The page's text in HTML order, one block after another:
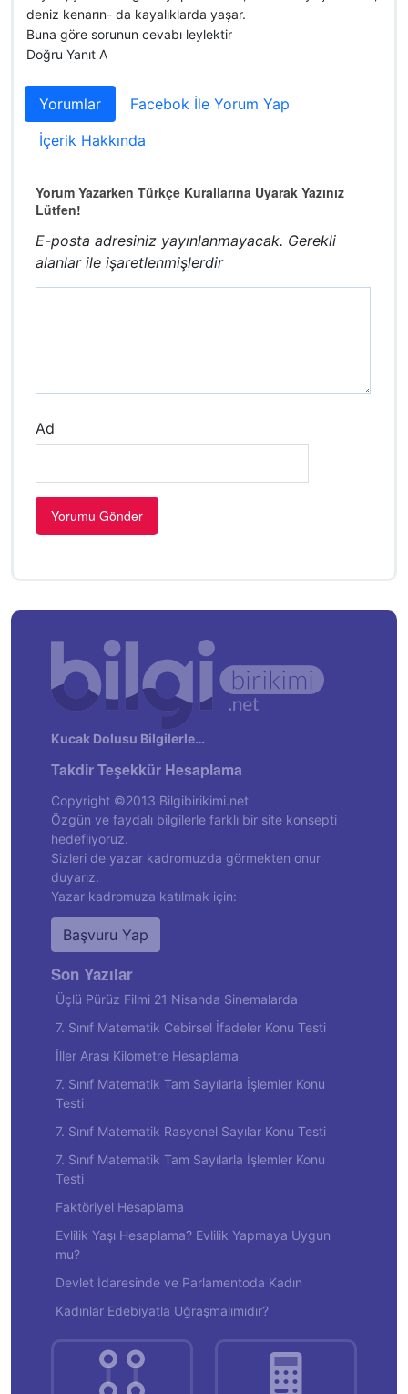
deniz kenarın- da kayalıklarda yaşar.
Buna göre sorunun cevabı leylektir
Doğru Yanıt A
Yorumlar
Facebok İle Yorum Yap
İçerik Hakkında
Yorum Yazarken Türkçe Kurallarına Uyarak Yazınız
Lütfen!
E-posta adresiniz yayınlanmayacak. Gerekli
alanlar ile işaretlenmişlerdir
Ad
Kucak Dolusu Bilgilerle…
Takdir Teşekkür Hesaplama
Copyright ©2013 Bilgibirikimi.net
Özgün ve faydalı bilgilerle farklı bir site konsepti
hedefliyoruz.
Sizleri de yazar kadromuzda görmekten onur
duyarız.
Yazar kadromuza katılmak için:
Başvuru Yap
Son Yazılar
Üçlü Pürüz Filmi 21 Nisanda Sinemalarda
7. Sınıf Matematik Cebirsel İfadeler Konu Testi
İller Arası Kilometre Hesaplama
7. Sınıf Matematik Tam Sayılarla İşlemler Konu
Testi
7. Sınıf Matematik Rasyonel Sayılar Konu Testi
7. Sınıf Matematik Tam Sayılarla İşlemler Konu
Testi
Faktöriyel Hesaplama
Evlilik Yaşı Hesaplama? Evlilik Yapmaya Uygun
mu?
Devlet İdaresinde ve Parlamentoda Kadın
Kadınlar Edebiyatla Uğraşmalımıdır?